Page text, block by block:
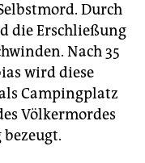
Durch
die Erschließung
Nach 35
wird diese
Campingplatz
Völkermordes